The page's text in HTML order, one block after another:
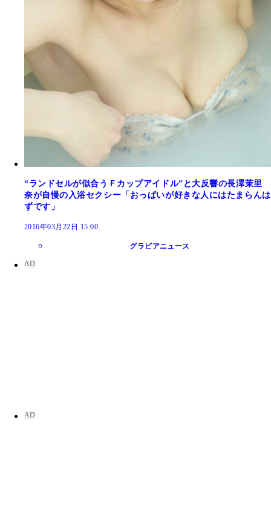
“ランドセルが似合うＦカップアイドル”と大反響の長澤茉里
奈が自慢の入浴セクシー「おっぱいが好きな人にはたまらんは
ずです」
2016年03月22日 15:00
グラビアニュース